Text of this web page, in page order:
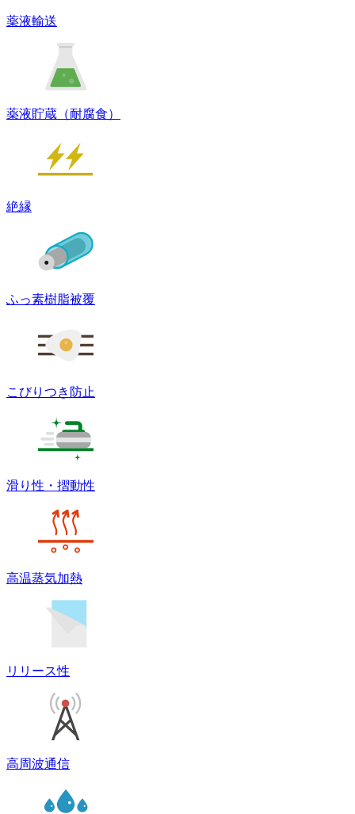
薬液輸送
薬液貯蔵（耐腐食）
絶縁
ふっ素樹脂被覆
こびりつき防止
滑り性・摺動性
高温蒸気加熱
リリース性
高周波通信